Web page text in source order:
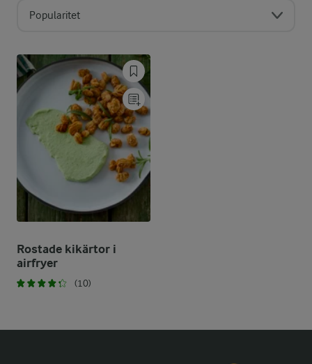
Popularitet
Rostade kikärtor i
airfryer
(10)